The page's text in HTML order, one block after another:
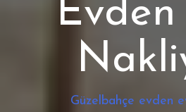
Güzelbahçe evden